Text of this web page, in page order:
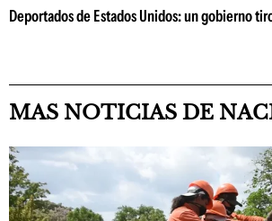
Deportados de Estados Unidos: un gobierno
MAS NOTICIAS DE